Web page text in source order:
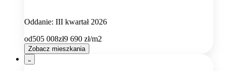
Oddanie: III kwartał 2026
od505 008zł9 690 zł/m2
Zobacz mieszkania